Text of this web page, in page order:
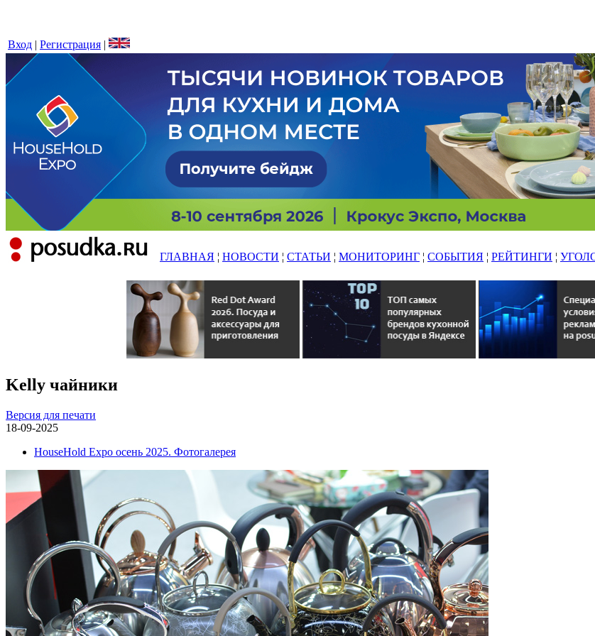
Вход | Регистрация |
ГЛАВНАЯ ¦ НОВОСТИ ¦ СТАТЬИ ¦ МОНИТОРИНГ ¦ СОБЫТИЯ ¦ РЕЙТИНГИ ¦
Kelly чайники
Версия для печати
18-09-2025
HouseHold Expo осень 2025. Фотогалерея